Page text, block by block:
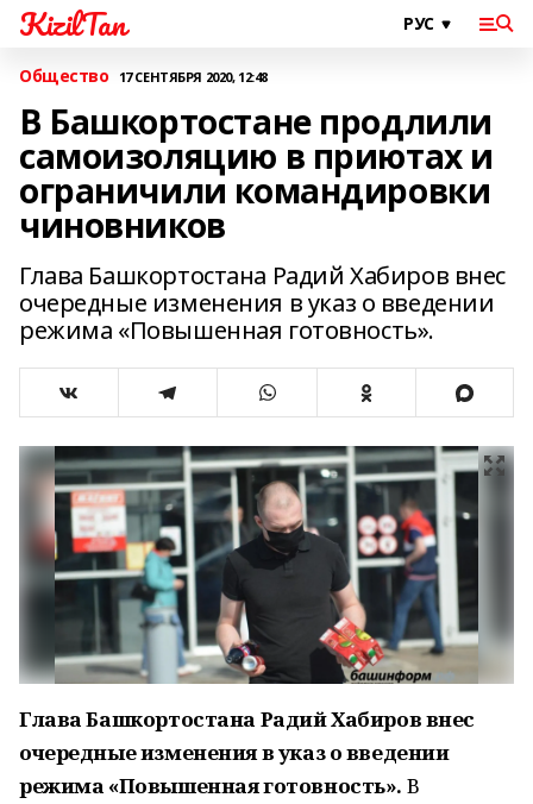
KizilTan
Общество 17 СЕНТЯБРЯ 2020, 12:48
В Башкортостане продлили
самоизоляцию в приютах и
ограничили командировки
чиновников
Глава Башкортостана Радий Хабиров внес
очередные изменения в указ о введении
режима «Повышенная готовность».
Глава Башкортостана Радий Хабиров внес
очередные изменения в указ о введении
режима «Повышенная готовность». В